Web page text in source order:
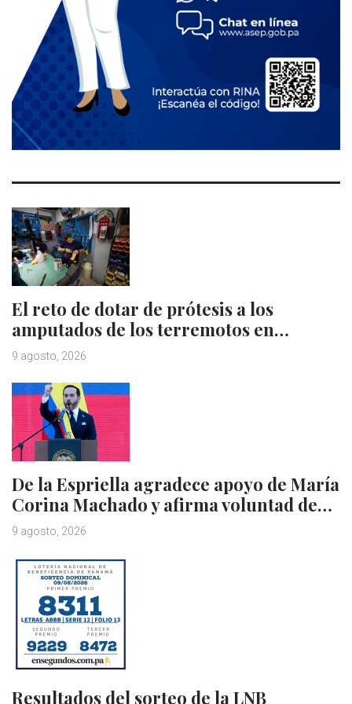
El reto de dotar de prótesis a los
amputados de los terremotos en…
9 agosto, 2026
De la Espriella agradece apoyo de María
Corina Machado y afirma voluntad de…
9 agosto, 2026
Resultados del sorteo de la LNB